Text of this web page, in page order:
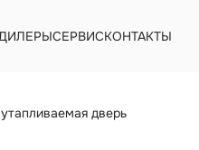
СЕРВИСКОНТАКТЫ
дверь